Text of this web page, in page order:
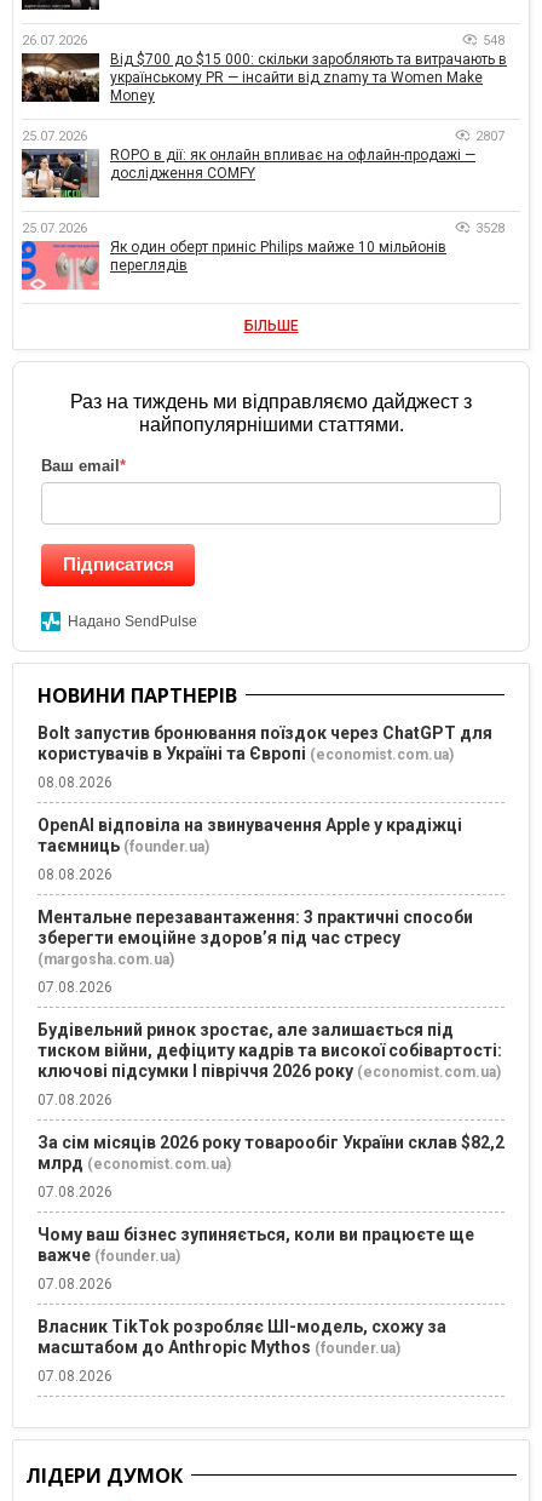
26.07.2026 548
Від $700 до $15 000: скільки заробляють та витрачають в
українському PR — інсайти від znamy та Women Make
Money
25.07.2026 2807
ROPO в дії: як онлайн впливає на офлайн-продажі —
дослідження COMFY
25.07.2026 3528
Як один оберт приніс Philips майже 10 мільйонів
переглядів
БІЛЬШЕ
Раз на тиждень ми відправляємо дайджест з
найпопулярнішими статтями.
Ваш email*
Підписатися
Надано SendPulse
НОВИНИ ПАРТНЕРІВ
Bolt запустив бронювання поїздок через ChatGPT для
користувачів в Україні та Європі (economist.com.ua)
08.08.2026
OpenAI відповіла на звинувачення Apple у крадіжці
таємниць (founder.ua)
08.08.2026
Ментальне перезавантаження: 3 практичні способи
зберегти емоційне здоров’я під час стресу
(margosha.com.ua)
07.08.2026
Будівельний ринок зростає, але залишається під
тиском війни, дефіциту кадрів та високої собівартості:
ключові підсумки І півріччя 2026 року (economist.com.ua)
07.08.2026
За сім місяців 2026 року товарообіг України склав $82,2
млрд (economist.com.ua)
07.08.2026
Чому ваш бізнес зупиняється, коли ви працюєте ще
важче (founder.ua)
07.08.2026
Власник TikTok розробляє ШІ-модель, схожу за
масштабом до Anthropic Mythos (founder.ua)
07.08.2026
ЛІДЕРИ ДУМОК